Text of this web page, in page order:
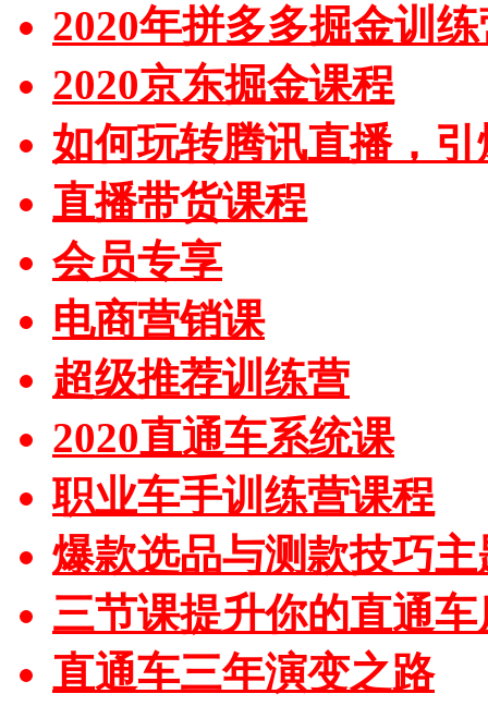
2020年拼多多掘金训
2020京东掘金课程
如何玩转腾讯直播，
直播带货课程
会员专享
电商营销课
超级推荐训练营
2020直通车系统课
职业车手训练营课程
爆款选品与测款技巧主
三节课提升你的直通
直通车三年演变之路